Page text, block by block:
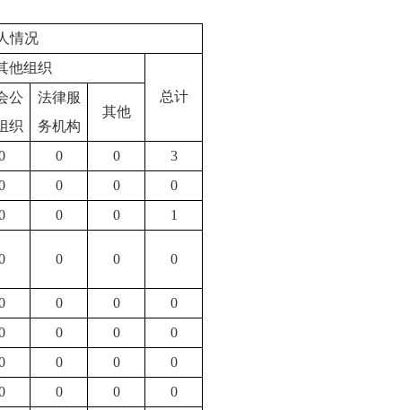
情况
他组织
总计
公
织
法律服
务机构
其他
0 0
3
0 0
0
0 0 1
0 0 0
0 0
0
0 0
0
0 0
0
0 0
0